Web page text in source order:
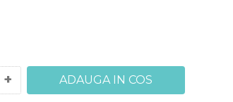
+ ADAUGA IN COS